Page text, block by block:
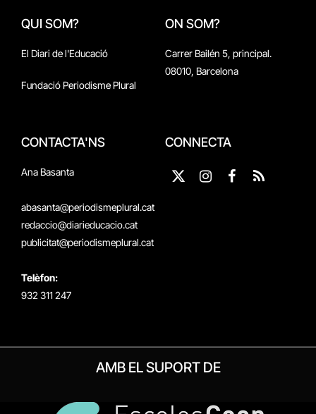
QUI SOM?
El Diari de l'Educació
Fundació Periodisme Plural
ON SOM?
Carrer Bailén 5, principal.
08010, Barcelona
CONTACTA'NS
Ana Basanta
abasanta@periodismeplural.cat
redaccio@diarieducacio.cat
publicitat@periodismeplural.cat
Telèfon:
932 311 247
CONNECTA
X
InstagramFacebook
RSS
AMB EL SUPORT DE